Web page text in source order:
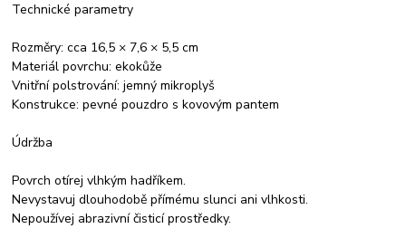
Technické parametry
Rozměry: cca 16,5 × 7,6 × 5,5 cm
Materiál povrchu: ekokůže
Vnitřní polstrování: jemný mikroplyš
Konstrukce: pevné pouzdro s kovovým pantem
Údržba
Povrch otírej vlhkým hadříkem.
Nevystavuj dlouhodobě přímému slunci ani vlhkosti.
Nepoužívej abrazivní čisticí prostředky.